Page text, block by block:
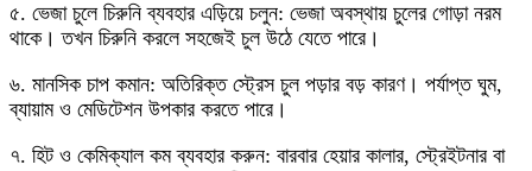
৫. ভেজা চুলে চিরুনি ব্যবহার এড়িয়ে চলুন: ভেজা অবস্থায় চুলের গোড়া নরম
থাকে। তখন চিরুনি করলে সহজেই চুল উঠে যেতে পারে।
৬. মানসিক চাপ কমান: অতিরিক্ত স্ট্রেস চুল পড়ার বড় কারণ। পর্যাপ্ত ঘুম,
ব্যায়াম ও মেডিটেশন উপকার করতে পারে।
৭. হিট ও কেমিক্যাল কম ব্যবহার করুন: বারবার হেয়ার কালার, স্ট্রেইটনার বা